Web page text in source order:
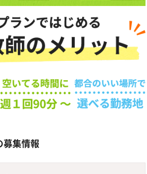
募集情報